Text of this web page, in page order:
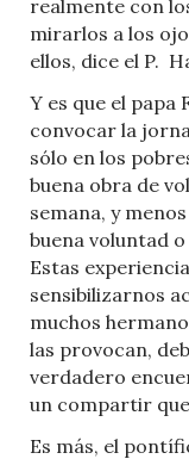
realmente con
mirarlos a los
ellos, dice el P.
Y es que el papa
convocar la
sólo en los
buena obra de
semana, y
buena voluntad
Estas
sensibilizarnos
muchos
las provocan,
verdadero
un compartir
Es más, el